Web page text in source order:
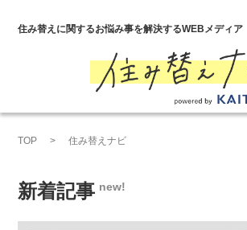
住み替えに関するお悩み事を解決するWEBメディア
家を売る
サービスサイト
TOP 住み替えナビ
新着記事 new!